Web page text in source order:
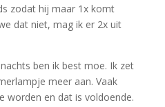
zodat hij maar 1x komt
dat niet, mag ik er 2x uit
ben ik best moe. Ik zet
meer aan. Vaak
worden en dat is voldoende.